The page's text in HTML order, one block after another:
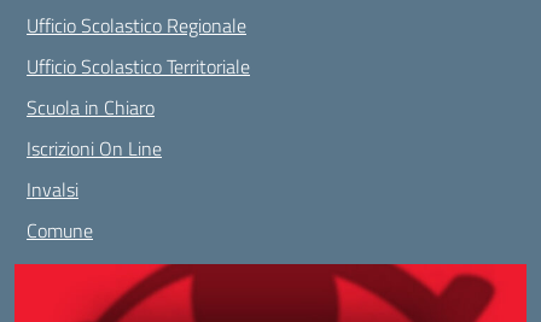
Ufficio Scolastico Regionale
Ufficio Scolastico Territoriale
Scuola in Chiaro
Iscrizioni On Line
Invalsi
Comune